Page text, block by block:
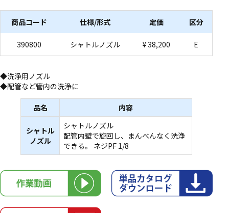
商品コード 仕様/形式 定価 区分
390800 シャトルノズル ¥ 38,200 E
◆洗浄用ノズル
◆配管など管内の洗浄に
品名 内容
シャトル
ノズル
シャトルノズル
配管内壁で旋回し、まんべんなく洗浄
できる。 ネジPF 1/8